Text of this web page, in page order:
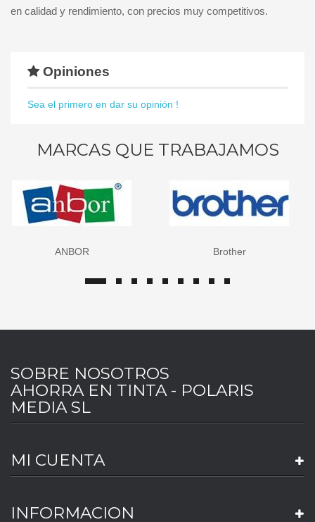
en calidad y rendimiento, con precios muy competitivos.
Opiniones
Sea el primero en dar su opinión !
MARCAS QUE TRABAJAMOS
SOBRE NOSOTROS
AHORRA EN TINTA - POLARIS
MEDIA SL
MI CUENTA
INFORMACION